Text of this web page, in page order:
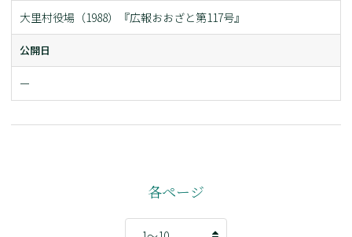
大里村役場（1988）『広報おおざと第117号』
公開日
ー
各ページ